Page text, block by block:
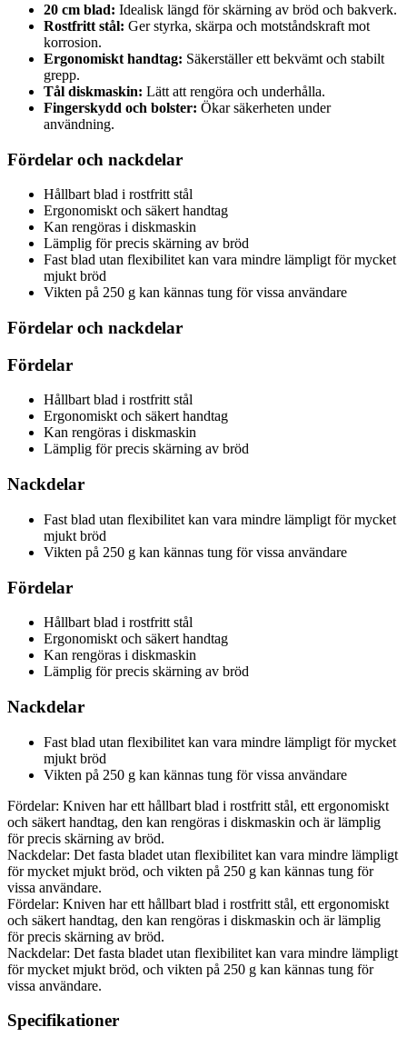
20 cm blad: Idealisk längd för skärning av bröd och bakverk.
Rostfritt stål: Ger styrka, skärpa och motståndskraft mot
korrosion.
Ergonomiskt handtag: Säkerställer ett bekvämt och stabilt
grepp.
Tål diskmaskin: Lätt att rengöra och underhålla.
Fingerskydd och bolster: Ökar säkerheten under
användning.
Fördelar och nackdelar
Hållbart blad i rostfritt stål
Ergonomiskt och säkert handtag
Kan rengöras i diskmaskin
Lämplig för precis skärning av bröd
Fast blad utan flexibilitet kan vara mindre lämpligt för mycket
mjukt bröd
Vikten på 250 g kan kännas tung för vissa användare
Fördelar och nackdelar
Fördelar
Hållbart blad i rostfritt stål
Ergonomiskt och säkert handtag
Kan rengöras i diskmaskin
Lämplig för precis skärning av bröd
Nackdelar
Fast blad utan flexibilitet kan vara mindre lämpligt för mycket
mjukt bröd
Vikten på 250 g kan kännas tung för vissa användare
Fördelar
Hållbart blad i rostfritt stål
Ergonomiskt och säkert handtag
Kan rengöras i diskmaskin
Lämplig för precis skärning av bröd
Nackdelar
Fast blad utan flexibilitet kan vara mindre lämpligt för mycket
mjukt bröd
Vikten på 250 g kan kännas tung för vissa användare
Fördelar: Kniven har ett hållbart blad i rostfritt stål, ett ergonomiskt
och säkert handtag, den kan rengöras i diskmaskin och är lämplig
för precis skärning av bröd.
Nackdelar: Det fasta bladet utan flexibilitet kan vara mindre lämpligt
för mycket mjukt bröd, och vikten på 250 g kan kännas tung för
vissa användare.
Fördelar: Kniven har ett hållbart blad i rostfritt stål, ett ergonomiskt
och säkert handtag, den kan rengöras i diskmaskin och är lämplig
för precis skärning av bröd.
Nackdelar: Det fasta bladet utan flexibilitet kan vara mindre lämpligt
för mycket mjukt bröd, och vikten på 250 g kan kännas tung för
vissa användare.
Specifikationer